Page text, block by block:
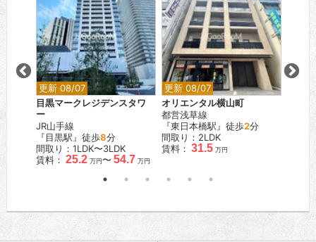
更新 08/07
目黒マークレジデンスタワ
ー
JR山手線
『目黒駅』徒歩8分
間取り：1LDK〜3LDK
賃料： 25.2 万円〜 54.7 万円
更新 08/07
オリエンタル横山町
都営浅草線
『東日本橋駅』徒歩2分
間取り：2LDK
賃料： 31.5 万円
レス